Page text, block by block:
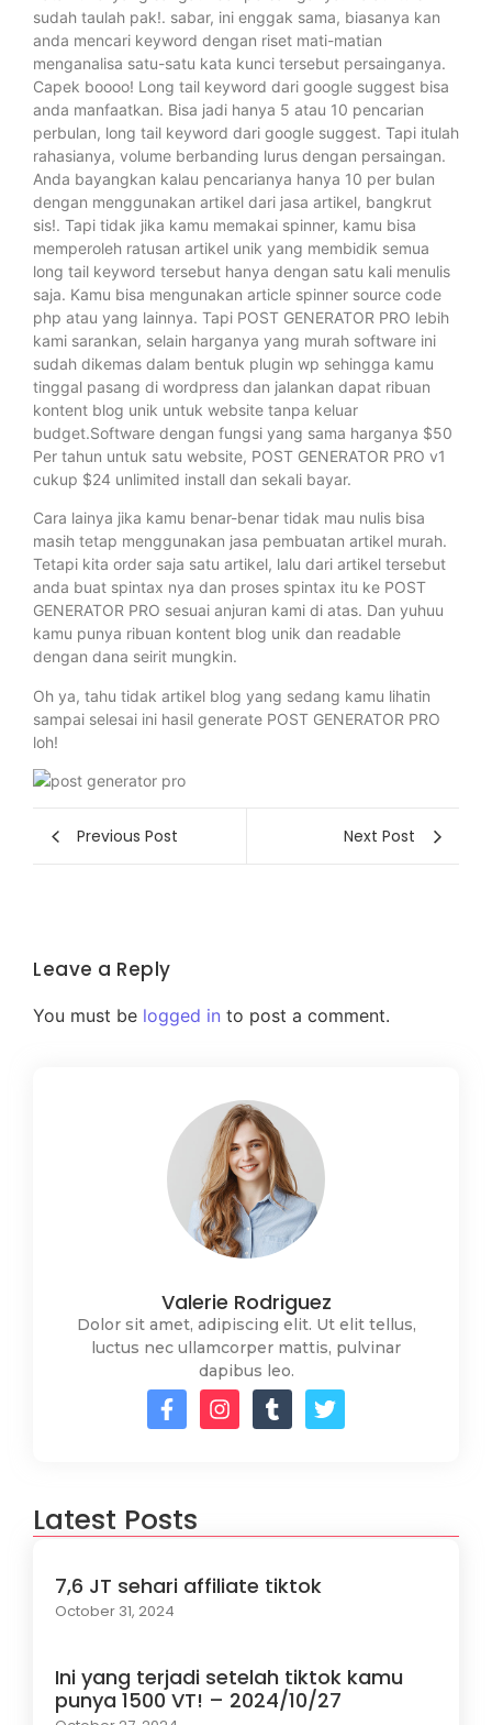
sudah taulah pak!. sabar, ini enggak sama, biasanya kan
anda mencari keyword dengan riset mati-matian
menganalisa satu-satu kata kunci tersebut persainganya.
Capek boooo! Long tail keyword dari google suggest bisa
anda manfaatkan. Bisa jadi hanya 5 atau 10 pencarian
perbulan, long tail keyword dari google suggest. Tapi itulah
rahasianya, volume berbanding lurus dengan persaingan.
Anda bayangkan kalau pencarianya hanya 10 per bulan
dengan menggunakan artikel dari jasa artikel, bangkrut
sis!. Tapi tidak jika kamu memakai spinner, kamu bisa
memperoleh ratusan artikel unik yang membidik semua
long tail keyword tersebut hanya dengan satu kali menulis
saja. Kamu bisa mengunakan article spinner source code
php atau yang lainnya. Tapi POST GENERATOR PRO lebih
kami sarankan, selain harganya yang murah software ini
sudah dikemas dalam bentuk plugin wp sehingga kamu
tinggal pasang di wordpress dan jalankan dapat ribuan
kontent blog unik untuk website tanpa keluar
budget.Software dengan fungsi yang sama harganya $50
Per tahun untuk satu website, POST GENERATOR PRO v1
cukup $24 unlimited install dan sekali bayar.
Cara lainya jika kamu benar-benar tidak mau nulis bisa
masih tetap menggunakan jasa pembuatan artikel murah.
Tetapi kita order saja satu artikel, lalu dari artikel tersebut
anda buat spintax nya dan proses spintax itu ke POST
GENERATOR PRO sesuai anjuran kami di atas. Dan yuhuu
kamu punya ribuan kontent blog unik dan readable
dengan dana seirit mungkin.
Oh ya, tahu tidak artikel blog yang sedang kamu lihatin
sampai selesai ini hasil generate POST GENERATOR PRO
loh!
Previous Post Next Post
Leave a Reply
You must be logged in to post a comment.
Valerie Rodriguez
Dolor sit amet, adipiscing elit. Ut elit tellus,
luctus nec ullamcorper mattis, pulvinar
dapibus leo.
Latest Posts
7,6 JT sehari affiliate tiktok
October 31, 2024
Ini yang terjadi setelah tiktok kamu
punya 1500 VT! – 2024/10/27